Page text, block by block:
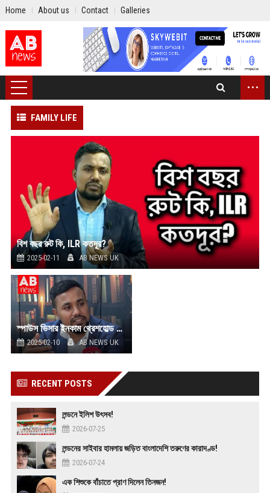
Home About us Contact Galleries
...
FAMILY LIFE
বিশ বছর রুট কি, ILR কতদূর?
2025-02-11 AB NEWS UK
স্পাউস ভিসার ইনকাম থ্রেশহোল্ড বাড়ছে না কমছে?
2025-02-10 AB NEWS UK
RECENT POSTS
লন্ডনে ইলিশ উৎসব!
2026-07-25
লন্ডনের সাইবার হামলায় জড়িত বাংলাদেশি তরুণের কারাদণ্ড!
2026-07-24
এক শিশুকে বাঁচাতে প্রাণ দিলেন তিনজন!